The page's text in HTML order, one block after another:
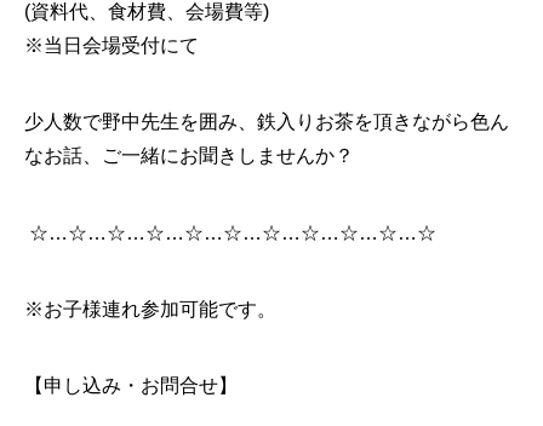
(資料代、食材費、会場費等)
※当日会場受付にて
少人数で野中先生を囲み、鉄入りお茶を頂きながら色ん
なお話、ご一緒にお聞きしませんか？
☆…☆…☆…☆…☆…☆…☆…☆…☆…☆…☆
※お子様連れ参加可能です。
【申し込み・お問合せ】